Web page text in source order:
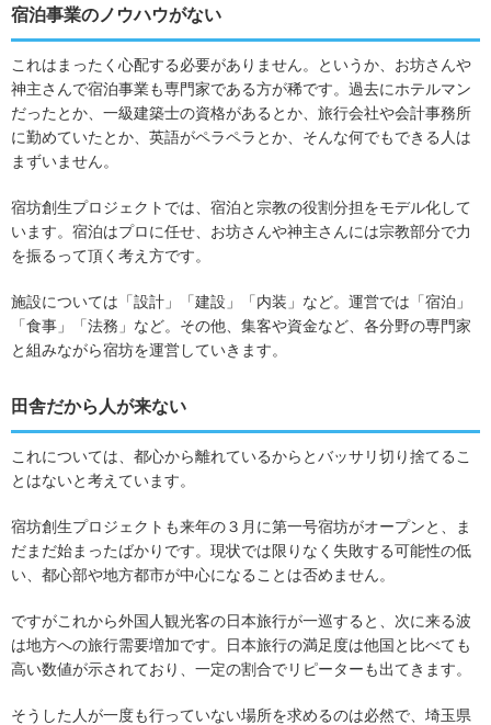
宿泊事業のノウハウがない
これはまったく心配する必要がありません。というか、お坊さんや
神主さんで宿泊事業も専門家である方が稀です。過去にホテルマン
だったとか、一級建築士の資格があるとか、旅行会社や会計事務所
に勤めていたとか、英語がペラペラとか、そんな何でもできる人は
まずいません。
宿坊創生プロジェクトでは、宿泊と宗教の役割分担をモデル化して
います。宿泊はプロに任せ、お坊さんや神主さんには宗教部分で力
を振るって頂く考え方です。
施設については「設計」「建設」「内装」など。運営では「宿泊」
「食事」「法務」など。その他、集客や資金など、各分野の専門家
と組みながら宿坊を運営していきます。
田舎だから人が来ない
これについては、都心から離れているからとバッサリ切り捨てるこ
とはないと考えています。
宿坊創生プロジェクトも来年の３月に第一号宿坊がオープンと、ま
だまだ始まったばかりです。現状では限りなく失敗する可能性の低
い、都心部や地方都市が中心になることは否めません。
ですがこれから外国人観光客の日本旅行が一巡すると、次に来る波
は地方への旅行需要増加です。日本旅行の満足度は他国と比べても
高い数値が示されており、一定の割合でリピーターも出てきます。
そうした人が一度も行っていない場所を求めるのは必然で、埼玉県